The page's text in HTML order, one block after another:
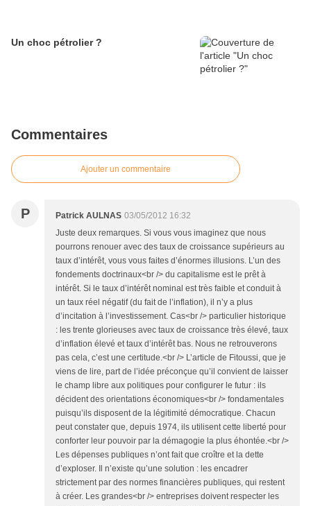
Un choc pétrolier ?
Commentaires
Ajouter un commentaire
P Patrick AULNAS 03/05/2012 16:32
Juste deux remarques. Si vous vous imaginez que nous
pourrons renouer avec des taux de croissance supérieurs au
taux d’intérêt, vous vous faites d’énormes illusions. L’un des
fondements doctrinaux<br /> du capitalisme est le prêt à
intérêt. Si le taux d’intérêt nominal est très faible et conduit à
un taux réel négatif (du fait de l’inflation), il n’y a plus
d’incitation à l’investissement. Cas<br /> particulier historique
: les trente glorieuses avec taux de croissance très élevé, taux
d’inflation élevé et taux d’intérêt bas. Nous ne retrouverons
pas cela, c’est une certitude.<br /> L’article de Fitoussi, que je
viens de lire, part de l’idée préconçue qu’il convient de laisser
le champ libre aux politiques pour configurer le futur : ils
décident des orientations économiques<br /> fondamentales
puisqu’ils disposent de la légitimité démocratique. Chacun
peut constater que, depuis 1974, ils utilisent cette liberté pour
conforter leur pouvoir par la démagogie la plus éhontée.<br />
Les dépenses publiques n’ont fait que croître et la dette
d’exploser. Il n’existe qu’une solution : les encadrer
strictement par des normes financières publiques, qui restent
à créer. Les grandes<br /> entreprises doivent respecter les